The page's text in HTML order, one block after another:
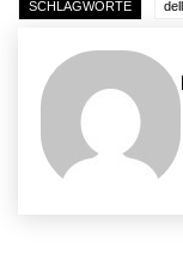
SCHLAGWORTE dell